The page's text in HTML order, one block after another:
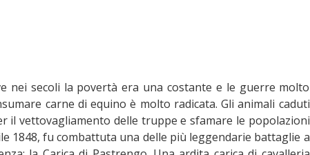
nei secoli la povertà era una costante e le guerre molto
carne di equino è molto radicata. Gli animali caduti
il vettovagliamento delle truppe e sfamare le popolazioni
1848, fu combattuta una delle più leggendarie battaglie a